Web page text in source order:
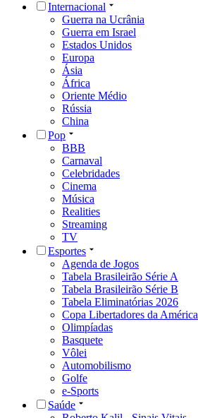
Internacional
Guerra na Ucrânia
Guerra em Israel
Estados Unidos
Europa
Ásia
África
Oriente Médio
Rússia
China
Pop
BBB
Carnaval
Celebridades
Cinema
Música
Realities
Streaming
TV
Esportes
Agenda de Jogos
Tabela Brasileirão Série A
Tabela Brasileirão Série B
Tabela Eliminatórias 2026
Copa Libertadores da América
Olimpíadas
Basquete
Vôlei
Automobilismo
Golfe
e-Sports
Saúde